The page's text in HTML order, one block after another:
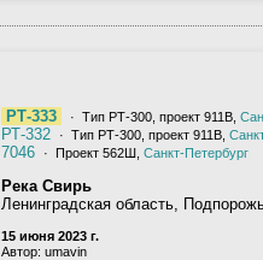
РТ-333 · Тип РТ-300, проект 911В,
РТ-332 · Тип РТ-300, проект 911В,
7046 · Проект 562Ш, Санкт-Петербург
Река Свирь
Ленинградская область,
15 июня 2023 г.
Автор: umavin